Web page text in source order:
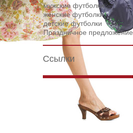
мужские футболки
женские футболки
детские футболки
Праздничное предложение
Ссылки